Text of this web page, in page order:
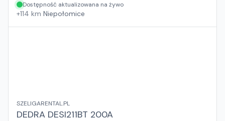
Dostępność aktualizowana na żywo
+114 km Niepołomice
SZELIGARENTAL.PL
DEDRA DESI211BT 200A